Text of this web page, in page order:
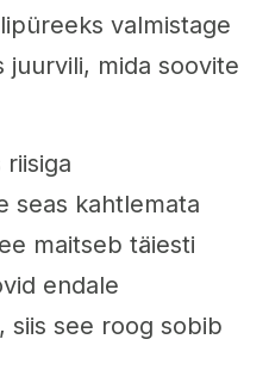
valmistage
juurvili, mida soovite
seas kahtlemata
maitseb täiesti
endale
siis see roog sobib